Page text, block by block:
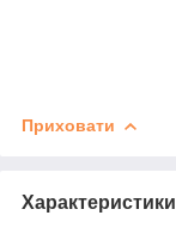
Приховати
Характеристики